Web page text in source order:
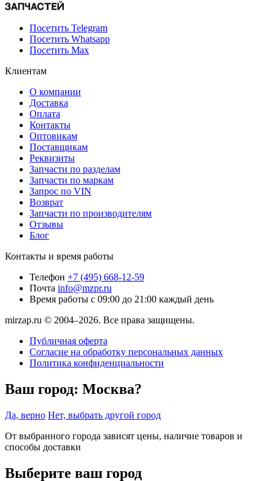
Посетить Telegram
Посетить Whatsapp
Посетить Max
Клиентам
О компании
Доставка
Оплата
Контакты
Оптовикам
Поставщикам
Реквизиты
Запчасти по разделам
Запчасти по маркам
Запрос по VIN
Возврат
Запчасти по производителям
Отзывы
Блог
Контакты и время работы
Телефон +7 (495) 668-12-59
Почта info@mzpr.ru
Время работы с 09:00 до 21:00 каждый день
mirzap.ru © 2004–2026. Все права защищены.
Публичная оферта
Согласие на обработку персональных данных
Политика конфиденциальности
Ваш город: Москва?
Да, верно Нет, выбрать другой город
От выбранного города зависят цены, наличие товаров и
способы доставки
Выберите ваш город